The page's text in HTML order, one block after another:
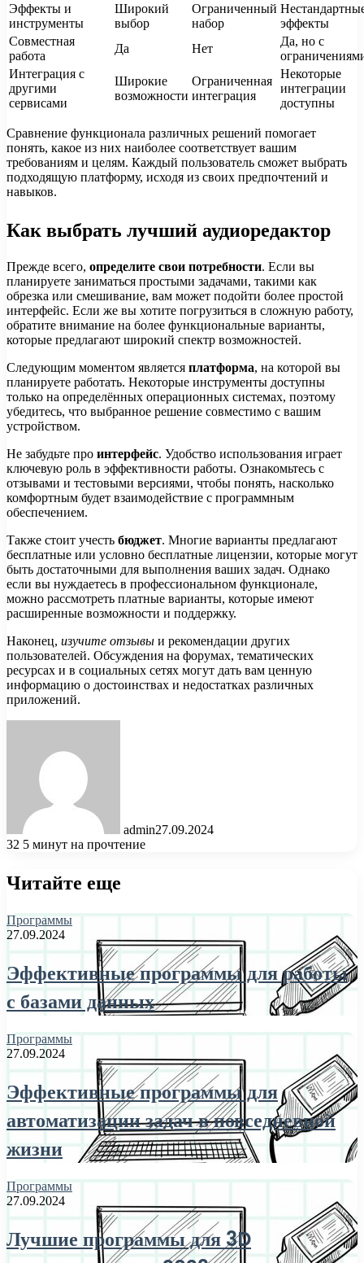
Эффекты и
инструменты
Широкий
выбор
Ограниченный
набор
эффекты
Совместная
работа
Да Нет
Да, но с
Интеграция с
другими
сервисами
Широкие
возможности
Ограниченная
интеграция
Некоторые
интеграции
доступны
Сравнение функционала различных решений помогает
понять, какое из них наиболее соответствует вашим
требованиям и целям. Каждый пользователь сможет выбрать
подходящую платформу, исходя из своих предпочтений и
навыков.
Как выбрать лучший аудиоредактор
Прежде всего, определите свои потребности. Если вы
планируете заниматься простыми задачами, такими как
обрезка или смешивание, вам может подойти более простой
интерфейс. Если же вы хотите погрузиться в сложную работу,
обратите внимание на более функциональные варианты,
которые предлагают широкий спектр возможностей.
Следующим моментом является платформа, на которой вы
планируете работать. Некоторые инструменты доступны
только на определённых операционных системах, поэтому
убедитесь, что выбранное решение совместимо с вашим
устройством.
Не забудьте про интерфейс. Удобство использования играет
ключевую роль в эффективности работы. Ознакомьтесь с
отзывами и тестовыми версиями, чтобы понять, насколько
комфортным будет взаимодействие с программным
обеспечением.
Также стоит учесть бюджет. Многие варианты предлагают
бесплатные или условно бесплатные лицензии, которые могут
быть достаточными для выполнения ваших задач. Однако
если вы нуждаетесь в профессиональном функционале,
можно рассмотреть платные варианты, которые имеют
расширенные возможности и поддержку.
Наконец, изучите отзывы и рекомендации других
пользователей. Обсуждения на форумах, тематических
ресурсах и в социальных сетях могут дать вам ценную
информацию о достоинствах и недостатках различных
приложений.
admin27.09.2024
32 5 минут на прочтение
Читайте еще
Программы
27.09.2024
Эффективные программы для работы
с базами данных
Программы
27.09.2024
Эффективные программы для
автоматизации задач в повседневной
жизни
Программы
27.09.2024
Лучшие программы для 3D